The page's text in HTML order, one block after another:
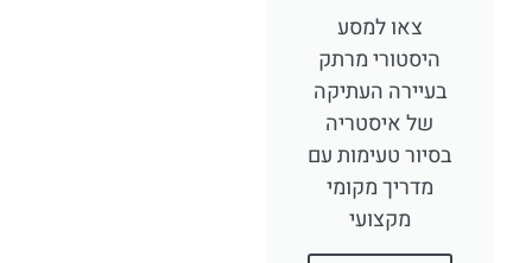
צאו למסע
היסטורי מרתק
בעיירה העתיקה
של איסטריה
בסיור טעימות עם
מדריך מקומי
מקצועי